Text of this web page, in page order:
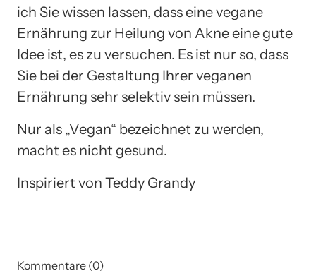
ich Sie wissen lassen, dass eine vegane
Ernährung zur Heilung von Akne eine gute
Idee ist, es zu versuchen. Es ist nur so, dass
Sie bei der Gestaltung Ihrer veganen
Ernährung sehr selektiv sein müssen.
Nur als „Vegan“ bezeichnet zu werden,
macht es nicht gesund.
Inspiriert von Teddy Grandy
Kommentare (0)